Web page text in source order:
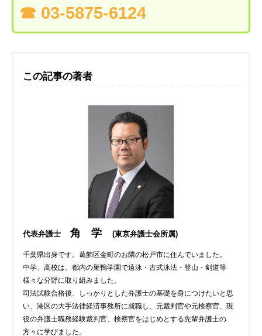
☎︎ 03-5875-6124
この記事の著者
代表弁護士 角 学 (東京弁護士会所属)
千葉県出身です。葛飾区金町のお隣の松戸市に住んでいました。
中学、高校は、都内の巣鴨学園で遠泳・古式泳法・登山・剣道等
様々な分野に取り組みました。
司法試験合格後、しっかりとした弁護士の基礎を身につけたいと思
い、港区の大手法律経済事務所に就職し、元裁判官や元検察官、現
役の弁護士職務経験裁判官、検察官をはじめとする先輩弁護士の
方々に学びました。